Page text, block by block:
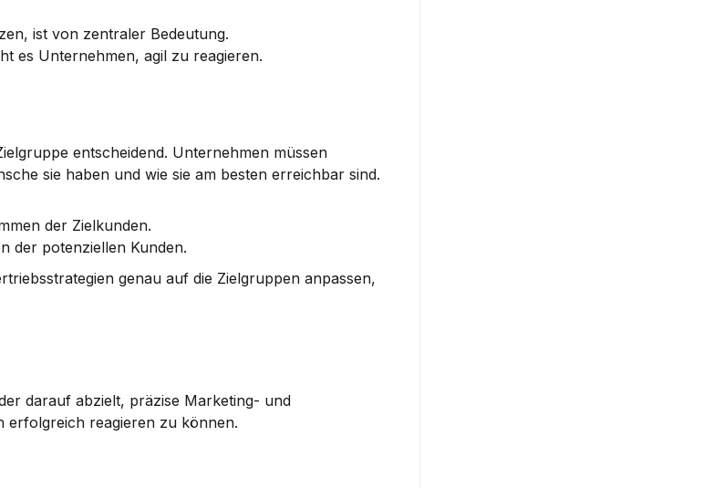
ist von zentraler Bedeutung.
es Unternehmen, agil zu reagieren.
entscheidend. Unternehmen müssen
sie haben und wie sie am besten erreichbar sind.
der Zielkunden.
der potenziellen Kunden.
genau auf die Zielgruppen anpassen,
darauf abzielt, präzise Marketing- und
erfolgreich reagieren zu können.